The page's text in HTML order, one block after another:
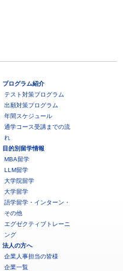
プログラム紹介
テスト対策プログラム
出願対策プログラム
年間スケジュール
通学コース受講までの流
れ
目的別留学情報
MBA留学
LLM留学
大学院留学
大学留学
語学留学・インターン・
その他
エグゼクティブトレーニ
ング
法人の方へ
企業人事担当の皆様
企業一覧